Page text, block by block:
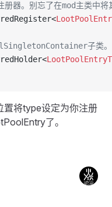
器。别忘了在mod主类中
子类
置将type设定为你注册
了。